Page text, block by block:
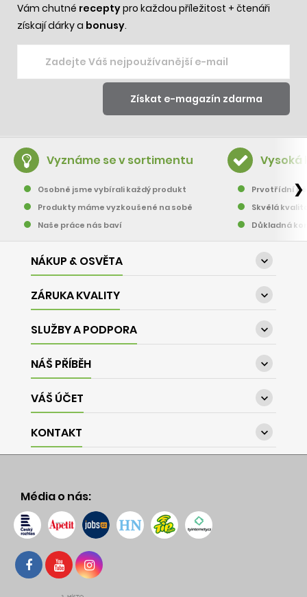
Vám chutné receptypro každou příležitost + čtenáři
získají dárky a bonusy.
Vyznáme se v sortimentu
Osobně jsme vybírali každý produkt
Produkty máme vyzkoušené na sobě
Naše práce nás baví
Vysoká
Prvotřídní
Skvělá
Důkladná
❯
NÁKUP & OSVĚTA 
ZÁRUKA KVALITY 
SLUŽBY A PODPORA 
NÁŠ PŘÍBĚH 
VÁŠ ÚČET 
KONTAKT 
Média o nás: